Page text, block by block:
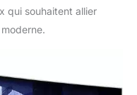
qui souhaitent allier